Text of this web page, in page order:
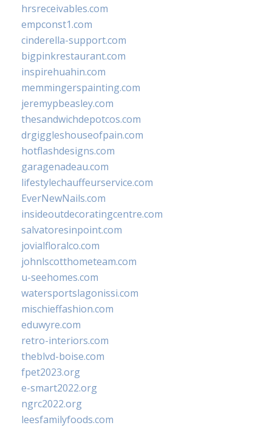
hrsreceivables.com
empconst1.com
cinderella-support.com
bigpinkrestaurant.com
inspirehuahin.com
memmingerspainting.com
jeremypbeasley.com
thesandwichdepotcos.com
drgiggleshouseofpain.com
hotflashdesigns.com
garagenadeau.com
lifestylechauffeurservice.com
EverNewNails.com
insideoutdecoratingcentre.com
salvatoresinpoint.com
jovialfloralco.com
johnlscotthometeam.com
u-seehomes.com
watersportslagonissi.com
mischieffashion.com
eduwyre.com
retro-interiors.com
theblvd-boise.com
fpet2023.org
e-smart2022.org
ngrc2022.org
leesfamilyfoods.com